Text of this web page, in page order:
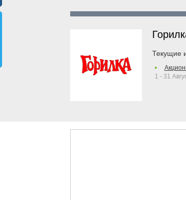
Текущие
1 - 31